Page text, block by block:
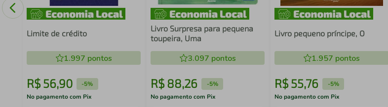
Limite de crédito
1.997 pontos
R$ 56,90 -5%
No pagamento com Pix
Livro Surpresa para pequena
toupeira, Uma
3.097 pontos
R$ 88,26 -5%
No pagamento com Pix
Livro pequeno príncipe, O
1.957 pontos
R$55,76 -5%
No pagamento com Pix